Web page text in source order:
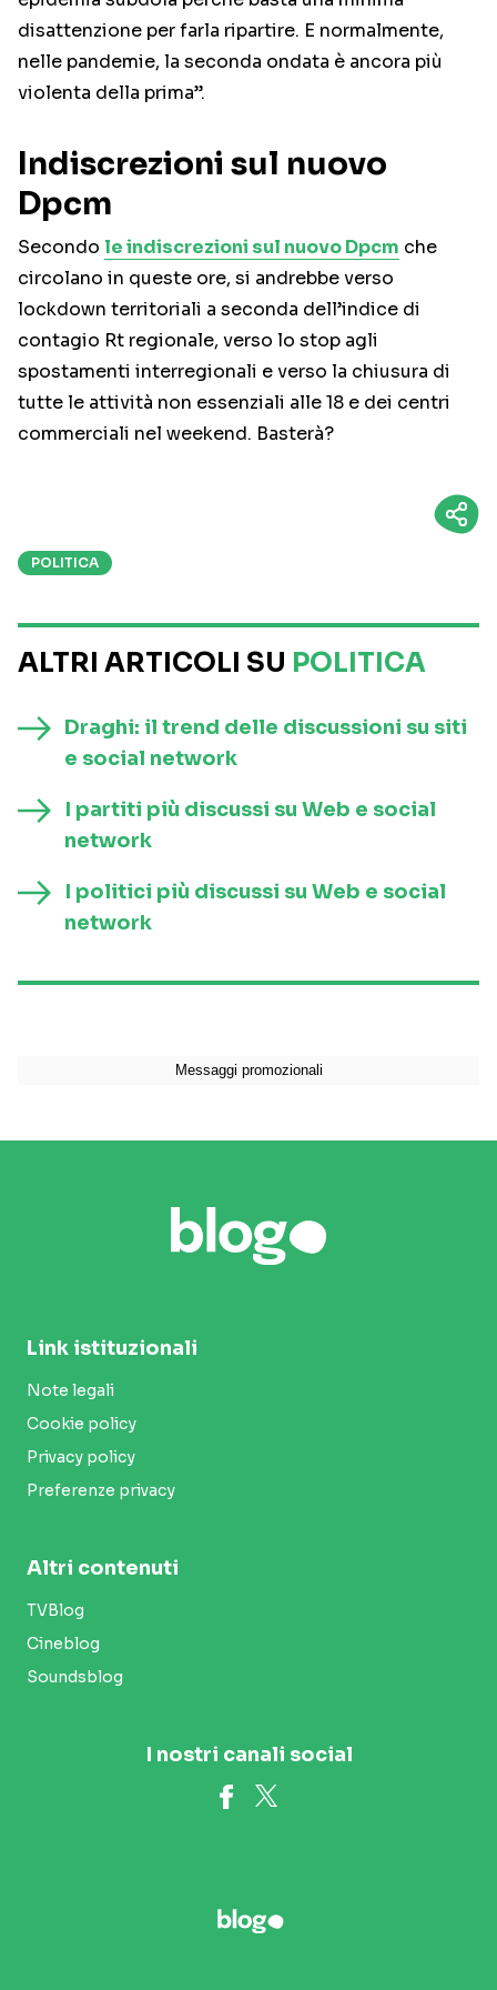
disattenzione per farla ripartire. E normalmente,
nelle pandemie, la seconda ondata è ancora più
violenta della prima”.
Indiscrezioni sul nuovo
Dpcm
Secondo le indiscrezioni sul nuovo Dpcm che
circolano in queste ore, si andrebbe verso
lockdown territoriali a seconda dell’indice di
contagio Rt regionale, verso lo stop agli
spostamenti interregionali e verso la chiusura di
tutte le attività non essenziali alle 18 e dei centri
commerciali nel weekend. Basterà?
POLITICA
ALTRI ARTICOLI SU POLITICA
Draghi: il trend delle discussioni su siti
e social network
I partiti più discussi su Web e social
network
I politici più discussi su Web e social
network
Link istituzionali
Note legali
Cookie policy
Privacy policy
Preferenze privacy
Altri contenuti
TVBlog
Cineblog
Soundsblog
I nostri canali social